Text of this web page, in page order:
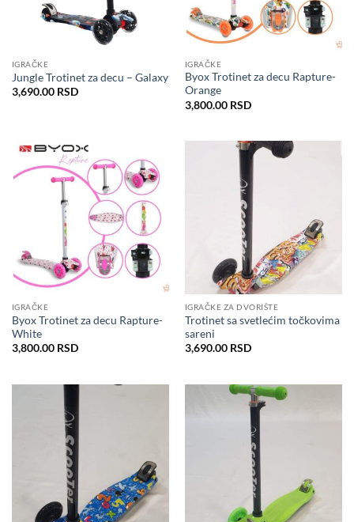
IGRAČKE
Jungle Trotinet za decu – Galaxy
3,690.00 RSD
IGRAČKE
Byox Trotinet za decu Rapture-
Orange
3,800.00 RSD
IGRAČKE
Byox Trotinet za decu Rapture-
White
3,800.00 RSD
IGRAČKE ZA DVORIŠTE
Trotinet sa svetlećim točkovima
sareni
3,690.00 RSD